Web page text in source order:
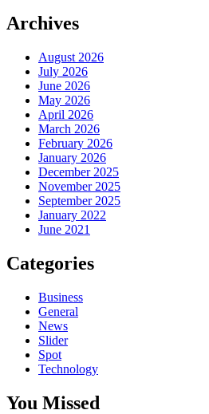
Archives
August 2026
July 2026
June 2026
May 2026
April 2026
March 2026
February 2026
January 2026
December 2025
November 2025
September 2025
January 2022
June 2021
Categories
Business
General
News
Slider
Spot
Technology
You Missed